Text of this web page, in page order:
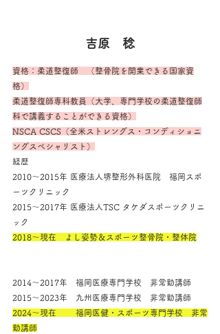
吉原　稔
資格：柔道整復師　（整骨院を開業できる国家資
格）
柔道整復師専科教員（大学、専門学校の柔道整復師
科で講義することができる資格）
NSCA CSCS（全米ストレングス・コンディショニ
ングスペシャリスト）
経歴
2010～2015年 医療法人堺整形外科医院　福岡スポ
ーツクリニック
2015～2017年 医療法人TSC タケダスポーツクリニ
ック
2018～現在　よし姿勢＆スポーツ整骨院・整体院
2014～2017年　福岡医療専門学校　非常勤講師
2015～2023年　九州医療専門学校　非常勤講師
2024～現在　　 福岡医健・スポーツ専門学校　非常
勤講師